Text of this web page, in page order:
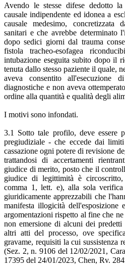
Avendo le stesse difese dedotto la
causale indipendente ed idonea a
causale medesimo, concretizzata
sanitari e che avrebbe determinato
dopo sedici giorni dal trauma
fistola tracheo-esofagea
intubazione eseguita subito dopo il
tenuta dallo stesso paziente il quale,
aveva consentito all'esecuzione
diagnostiche e non aveva
ordine alla quantità e qualità degli
I motivi sono infondati.
3.1 Sotto tale profilo, deve essere
pregiudiziale - che eccede dai
cassazione ogni potere di revisione
trattandosi di accertamenti
giudice di merito, posto che il
giudice di legittimità è
comma 1, lett. e), alla sola verifica
giuridicamente apprezzabili che
manifesta illogicità dell'esposizione
argomentazioni rispetto al fine che
non emersione di alcuni dei
altri atti del processo, ove
gravame, requisiti la cui sussistenza
(Sez. 2, n. 9106 del 12/02/2021,
17395 del 24/01/2023, Chen, Rv.